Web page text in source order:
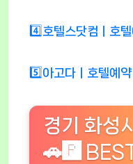
4️⃣호텔스닷컴ㅣ호
5️⃣아고다ㅣ호텔예약
경기 화성
🚗🅿️